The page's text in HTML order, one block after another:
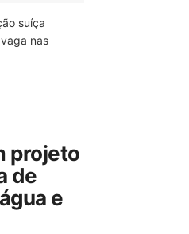
suíça
nas
projeto
de
e